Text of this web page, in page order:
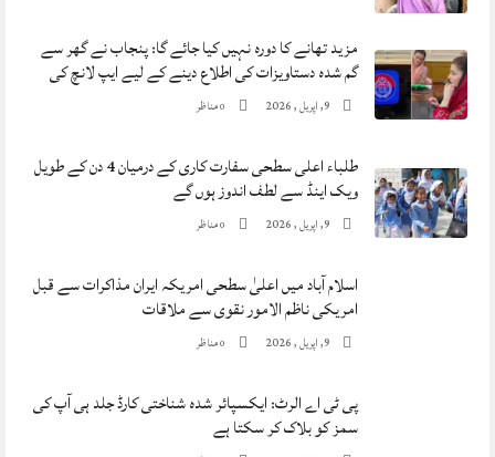
مزید تھانے کا دورہ نہیں کیا جائے گا: پنجاب نے گھر سے
گم شدہ دستاویزات کی اطلاع دینے کے لیے ایپ لانچ کی
9, اپریل , 2026 0مناظر
طلباء اعلی سطحی سفارت کاری کے درمیان 4 دن کے طویل
ویک اینڈ سے لطف اندوز ہوں گے
9, اپریل , 2026 0مناظر
اسلام آباد میں اعلیٰ سطحی امریکہ ایران مذاکرات سے قبل
امریکی ناظم الامور نقوی سے ملاقات
9, اپریل , 2026 0مناظر
پی ٹی اے الرٹ: ایکسپائر شدہ شناختی کارڈ جلد ہی آپ کی
سمز کو بلاک کر سکتا ہے